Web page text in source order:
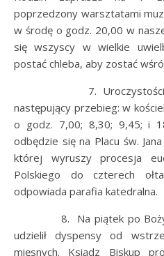
poprzedzony warsztatami
w środę o godz. 20,00 w
się wszyscy w wielkie
postać chleba, aby zostać
7. Uroczystości
następujący przebieg: w
o godz. 7,00; 8,30; 9,45; i
odbędzie się na Placu św.
której wyruszy procesja
Polskiego do czterech
odpowiada parafia katedralna.
8. Na piątek po Bożym
udzielił dyspensy od
mięsnych. Ksiądz Biskup